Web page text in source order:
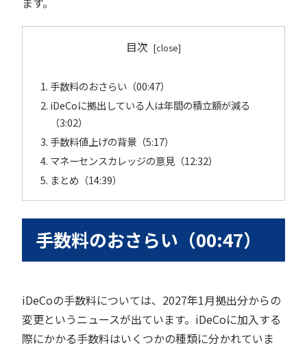
目次
手数料のおさらい（00:47）
iDeCoに拠出している人は年間の積立額が減る
（3:02）
手数料値上げの背景（5:17）
マネーセンスカレッジの意見（12:32）
まとめ（14:39）
手数料のおさらい（00:47）
iDeCoの手数料については、2027年1月拠出分からの
変更というニュースが出ています。iDeCoに加入する
際にかかる手数料はいくつかの種類に分かれていま